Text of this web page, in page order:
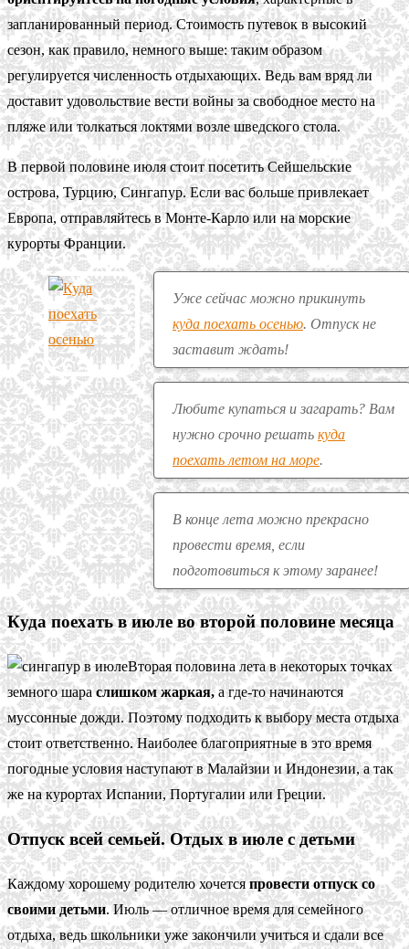
запланированный период. Стоимость путевок в высокий
сезон, как правило, немного выше: таким образом
регулируется численность отдыхающих. Ведь вам вряд ли
доставит удовольствие вести войны за свободное место на
пляже или толкаться локтями возле шведского стола.
В первой половине июля стоит посетить Сейшельские
острова, Турцию, Сингапур. Если вас больше привлекает
Европа, отправляйтесь в Монте-Карло или на морские
курорты Франции.
Уже сейчас можно прикинуть
куда поехать осенью. Отпуск не
заставит ждать!
Любите купаться и загарать? Вам
нужно срочно решать куда
поехать летом на море.
В конце лета можно прекрасно
провести время, если
подготовиться к этому заранее!
Куда поехать в июле во второй половине месяца
Вторая половина лета в некоторых точках
земного шараслишком жаркая,а где-то начинаются
муссонные дожди. Поэтому подходить к выбору места отдыха
стоит ответственно. Наиболее благоприятные в это время
погодные условия наступают в Малайзии и Индонезии, а так
же на курортах Испании, Португалии или Греции.
Отпуск всей семьей. Отдых в июле с детьми
Каждому хорошему родителю хочетсяпровести отпуск со
своими детьми. Июль — отличное время для семейного
отдыха, ведь школьники уже закончили учиться и сдали все